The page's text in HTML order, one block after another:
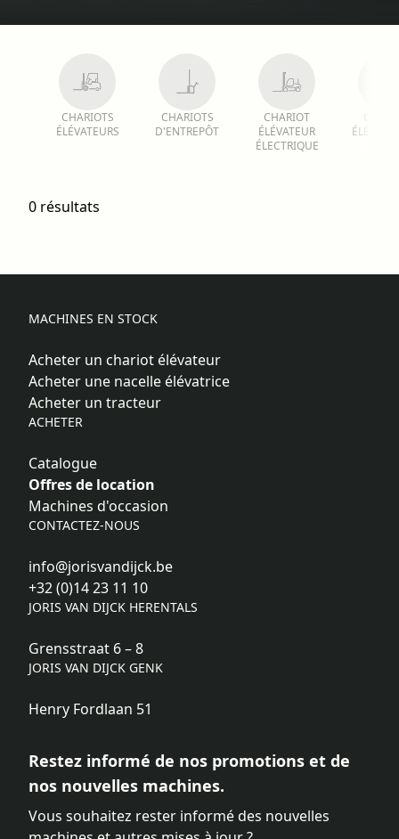
CHARIOTS
ÉLÉVATEURS
CHARIOTS
D'ENTREPÔT
CHARIOT
ÉLÉVATEUR
ÉLECTRIQUE
0 résultats
MACHINES EN STOCK
Acheter un chariot élévateur
Acheter une nacelle élévatrice
Acheter un tracteur
ACHETER
Catalogue
Offres de location
Machines d'occasion
CONTACTEZ-NOUS
info@jorisvandijck.be
+32 (0)14 23 11 10
JORIS VAN DIJCK HERENTALS
Grensstraat 6 – 8
JORIS VAN DIJCK GENK
Henry Fordlaan 51
Restez informé de nos promotions et de
nos nouvelles machines.
Vous souhaitez rester informé des nouvelles